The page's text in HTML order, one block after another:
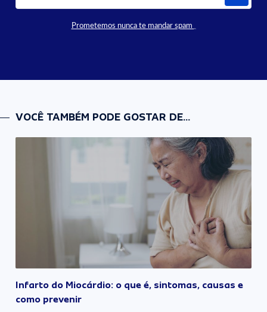
Prometemos nunca te mandar spam
VOCÊ TAMBÉM PODE GOSTAR DE...
Infarto do Miocárdio: o que é, sintomas, causas e
como prevenir